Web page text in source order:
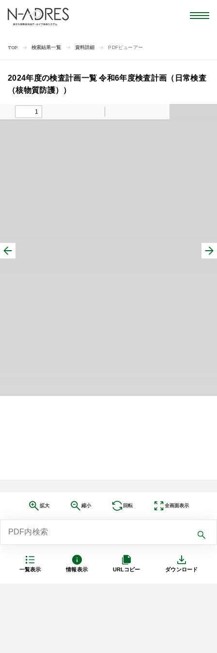
TOP 検索結果一覧 資料詳細 PDFビューアー
一覧表示 情報表示 URLコピー ダウンロード
2024年度の検査計画一覧 令和6年度検査計画（日常検査
（核物質防護））
拡大 縮小 回転 全画面表示